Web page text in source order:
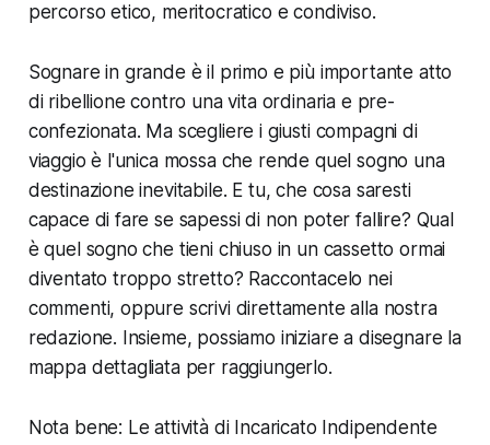
percorso etico, meritocratico e condiviso.
Sognare in grande è il primo e più importante atto
di ribellione contro una vita ordinaria e pre-
confezionata. Ma scegliere i giusti compagni di
viaggio è l'unica mossa che rende quel sogno una
destinazione inevitabile. E tu, che cosa saresti
capace di fare se sapessi di non poter fallire? Qual
è quel sogno che tieni chiuso in un cassetto ormai
diventato troppo stretto? Raccontacelo nei
commenti, oppure scrivi direttamente alla nostra
redazione. Insieme, possiamo iniziare a disegnare la
mappa dettagliata per raggiungerlo.
Nota bene: Le attività di Incaricato Indipendente